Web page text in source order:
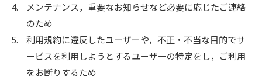
4.
メンテナンス，重要なお知らせなど必要に応じたご連絡
のため
5.
利用規約に違反したユーザーや，不正・不当な目的でサ
ービスを利用しようとするユーザーの特定をし，ご利用
をお断りするため